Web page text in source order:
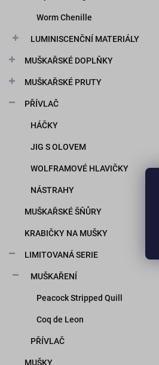
Worm Chenille
LUMINISCENČNÍ MATERIÁLY
MUŠKAŘSKÉ DOPLŇKY
MUŠKAŘSKÉ PRUTY
PŘÍVLAČ
HÁČKY
JIG S OLOVEM
WOLFRAMOVÉ HLAVIČKY
NÁSTRAHY
MUŠKAŘSKÉ ŠŇŮRY
KRABIČKY NA MUŠKY
LIMITOVANÁ SERIE
MUŠKAŘENÍ
Peacock Stripped Quill
Coq de Leon
PŘÍVLAČ
MUŠKY